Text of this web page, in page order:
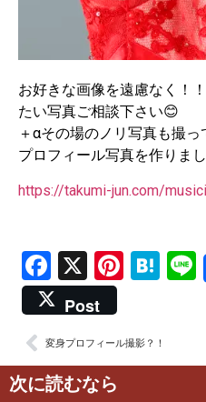
お好きな画像を遠慮なく！
たい写真ご相談下さい😊
＋αその場のノリ写真も撮
プロフィール写真を作りま
https://takumi-jun.com/
Facebook
X
Post
変身プロフィール撮影？！
次に読むなら